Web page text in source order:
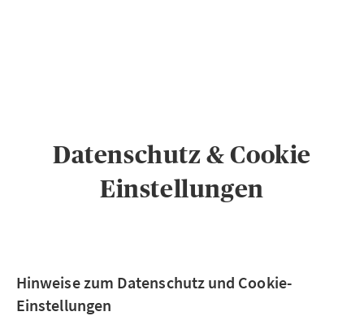
Datenschutz & Cookie
Einstellungen
Hinweise zum Datenschutz und Cookie-
Einstellungen